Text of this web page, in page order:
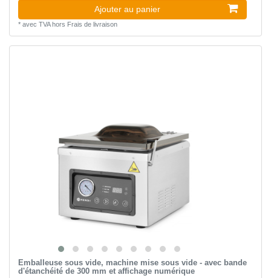
Ajouter au panier
* avec TVAhors Frais de livraison
Emballeuse sous vide, machine mise sous vide - avec bande
d'étanchéité de 300 mm et affichage numérique